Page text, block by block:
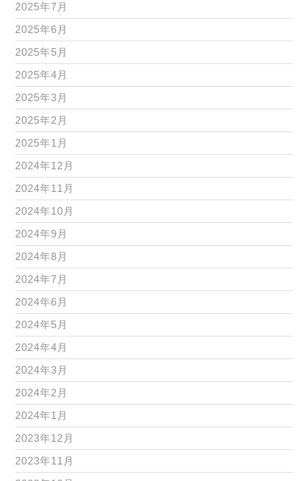
2025年7月
2025年6月
2025年5月
2025年4月
2025年3月
2025年2月
2025年1月
2024年12月
2024年11月
2024年10月
2024年9月
2024年8月
2024年7月
2024年6月
2024年5月
2024年4月
2024年3月
2024年2月
2024年1月
2023年12月
2023年11月